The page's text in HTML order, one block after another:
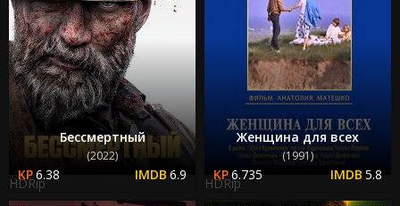
Бессмертный
(2022)
6.38 6.9
HDRip
Женщина для всех
(1991)
6.735 5.8
HDRip